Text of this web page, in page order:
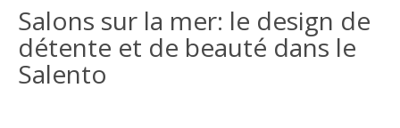
Salons sur la mer: le design de
détente et de beauté dans le
Salento